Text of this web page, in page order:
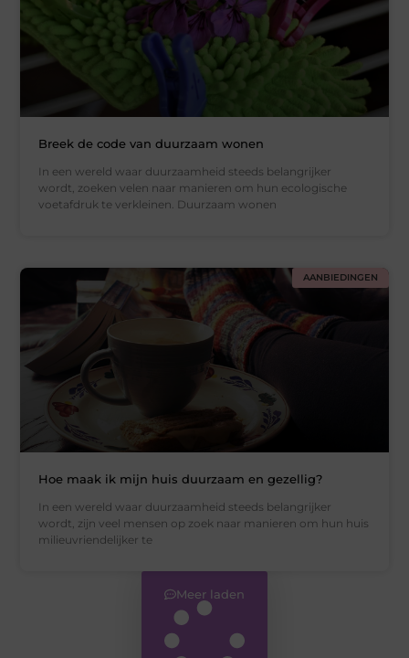
Breek de code van duurzaam wonen
In een wereld waar duurzaamheid steeds belangrijker
wordt, zoeken velen naar manieren om hun ecologische
voetafdruk te verkleinen. Duurzaam wonen
AANBIEDINGEN
Hoe maak ik mijn huis duurzaam en gezellig?
In een wereld waar duurzaamheid steeds belangrijker
wordt, zijn veel mensen op zoek naar manieren om hun huis
milieuvriendelijker te
Meer laden